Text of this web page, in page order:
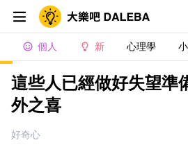
個人 新 心理學
這些人已經做好失望準
外之喜
好奇心